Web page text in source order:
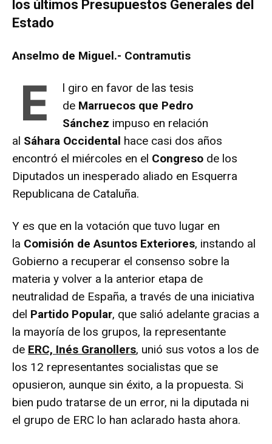
los últimos Presupuestos Generales del
Estado
Anselmo de Miguel.- Contramutis
E
l giro en favor de las tesis
de Marruecos que Pedro
Sánchez impuso en relación
al Sáhara Occidental hace casi dos años
encontró el miércoles en el Congreso de los
Diputados un inesperado aliado en Esquerra
Republicana de Cataluña.
Y es que en la votación que tuvo lugar en
la Comisión de Asuntos Exteriores, instando al
Gobierno a recuperar el consenso sobre la
materia y volver a la anterior etapa de
neutralidad de España, a través de una iniciativa
del Partido Popular, que salió adelante gracias a
la mayoría de los grupos, la representante
de ERC, Inés Granollers, unió sus votos a los de
los 12 representantes socialistas que se
opusieron, aunque sin éxito, a la propuesta. Si
bien pudo tratarse de un error, ni la diputada ni
el grupo de ERC lo han aclarado hasta ahora.